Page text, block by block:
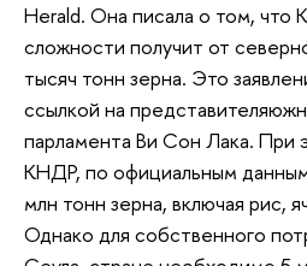
Herald. Она писала о том, что
сложности получит от
тысяч тонн зерна. Это
ссылкой на
парламента Ви Сон Лака. При
КНДР, по официальным
млн тонн зерна, включая рис,
Однако для собственного